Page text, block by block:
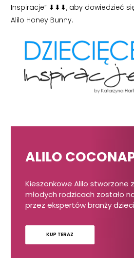
Inspiracje” ⬇ ⬇ ⬇, aby dowiedzieć
Alilo Honey Bunny.
ALILO
Kieszonkowe Alilo stworzone
młodych rodzicach zostało
przez ekspertów branży
KUP TERAZ